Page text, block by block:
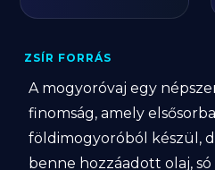
ZSÍR FORRÁS
A mogyoróvaj egy
finomság, amely
földimogyoróból készül,
benne hozzáadott olaj,